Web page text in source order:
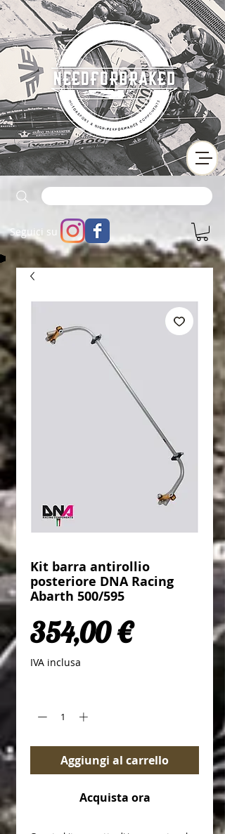
Seguici su
Kit barra antirollio
posteriore DNA Racing
Abarth 500/595
354,00 €Prezzo
IVA inclusa
Aggiungi al carrello
Acquista ora